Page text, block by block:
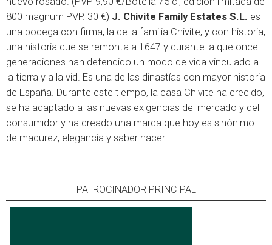
800 magnum PVP. 30 €) J. Chivite Family Estates S.L. es
una bodega con firma, la de la familia Chivite, y con historia,
una historia que se remonta a 1647 y durante la que once
generaciones han defendido un modo de vida vinculado a
la tierra y a la vid. Es una de las dinastías con mayor historia
de España. Durante este tiempo, la casa Chivite ha crecido,
se ha adaptado a las nuevas exigencias del mercado y del
consumidor y ha creado una marca que hoy es sinónimo
de madurez, elegancia y saber hacer.
PATROCINADOR PRINCIPAL